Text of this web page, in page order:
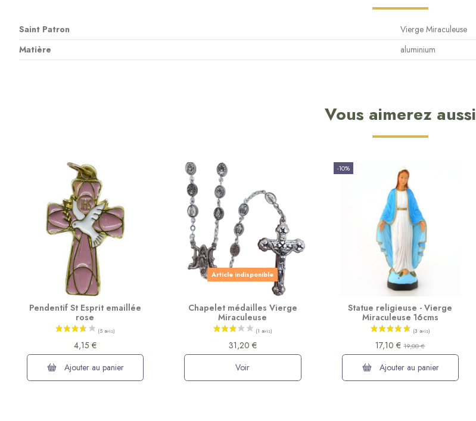
Saint Patron
Vierge Miraculeuse
Matière
aluminium
Vous aimerez aussi
Pendentif St Esprit emaillée
rose
4,15 €
Ajouter au panier
Article indisponible
Chapelet médailles Vierge
Miraculeuse
31,20 €
Voir
-10%
Statue religieuse - Vierge
Miraculeuse 16cms
17,10 €19,00 €
Ajouter au panier